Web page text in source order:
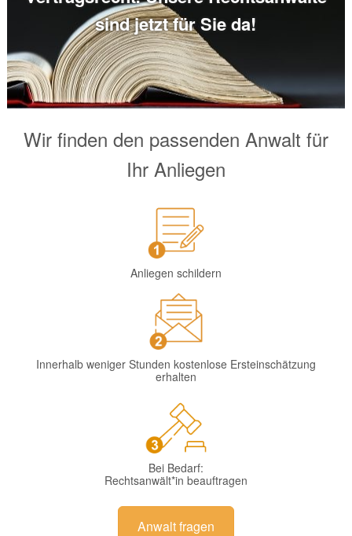
sind jetzt für Sie da!
Wir finden den passenden Anwalt für
Ihr Anliegen
Anliegen schildern
Innerhalb weniger Stunden kostenlose Ersteinschätzung
erhalten
Bei Bedarf:
Rechtsanwält*in beauftragen
Anwalt fragen